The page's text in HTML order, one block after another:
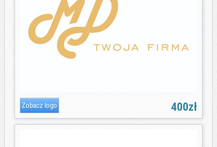
400zł